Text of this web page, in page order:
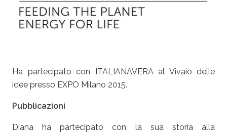
Ha partecipato con ITALIANAVERA al Vivaio delle
idee presso EXPO Milano 2015.
Pubblicazioni
Diana ha partecipato con la sua storia alla